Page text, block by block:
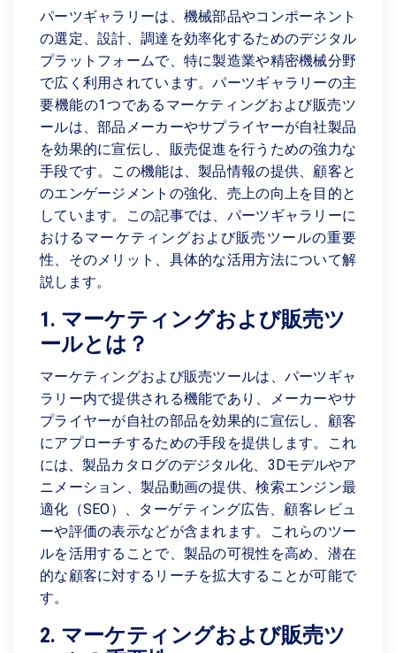
パーツギャラリーは、機械部品やコンポーネント
の選定、設計、調達を効率化するためのデジタル
プラットフォームで、特に製造業や精密機械分野
で広く利用されています。パーツギャラリーの主
要機能の1つであるマーケティングおよび販売ツ
ールは、部品メーカーやサプライヤーが自社製品
を効果的に宣伝し、販売促進を行うための強力な
手段です。この機能は、製品情報の提供、顧客と
のエンゲージメントの強化、売上の向上を目的と
しています。この記事では、パーツギャラリーに
おけるマーケティングおよび販売ツールの重要
性、そのメリット、具体的な活用方法について解
説します。
1. マーケティングおよび販売ツ
ールとは？
マーケティングおよび販売ツールは、パーツギャ
ラリー内で提供される機能であり、メーカーやサ
プライヤーが自社の部品を効果的に宣伝し、顧客
にアプローチするための手段を提供します。これ
には、製品カタログのデジタル化、3Dモデルやア
ニメーション、製品動画の提供、検索エンジン最
適化（SEO）、ターゲティング広告、顧客レビュ
ーや評価の表示などが含まれます。これらのツー
ルを活用することで、製品の可視性を高め、潜在
的な顧客に対するリーチを拡大することが可能で
す。
2. マーケティングおよび販売ツ